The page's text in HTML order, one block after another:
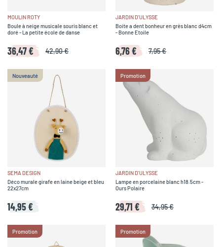
MOULIN ROTY
Boule à neige musicale souris blanc et
doré - La petite école de danse
36,47 € 42,90 €
JARDIN D'ULYSSE
Boite a dent bonheur en grès blanc d4cm
- Bonne Etoile
6,76 € 7,95 €
Nouveauté
SEMA DESIGN
Déco murale girafe en laine beige et bleu
22x27cm
14,95 €
Promotion
JARDIN D'ULYSSE
Lampe en porcelaine blanc h18.5cm -
Ours Polaire
29,71 € 34,95 €
Promotion Promotion